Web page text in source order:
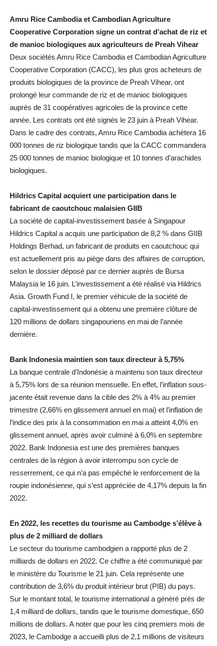
Amru Rice Cambodia et Cambodian Agriculture
Cooperative Corporation signe un contrat d’achat de riz et
de manioc biologiques aux agriculteurs de Preah Vihear
Deux sociétés Amru Rice Cambodia et Cambodian Agriculture
Cooperative Corporation (CACC), les plus gros acheteurs de
produits biologiques de la province de Preah Vihear, ont
prolongé leur commande de riz et de manioc biologiques
auprès de 31 coopératives agricoles de la province cette
année. Les contrats ont été signés le 23 juin à Preah Vihear.
Dans le cadre des contrats, Amru Rice Cambodia achètera 16
000 tonnes de riz biologique tandis que la CACC commandera
25 000 tonnes de manioc biologique et 10 tonnes d’arachides
biologiques.
Hildrics Capital acquiert une participation dans le
fabricant de caoutchouc malaisien GIIB
La société de capital-investissement basée à Singapour
Hildrics Capital a acquis une participation de 8,2 % dans GIIB
Holdings Berhad, un fabricant de produits en caoutchouc qui
est actuellement pris au piège dans des affaires de corruption,
selon le dossier déposé par ce dernier auprès de Bursa
Malaysia le 16 juin. L’investissement a été réalisé via Hildrics
Asia. Growth Fund I, le premier véhicule de la société de
capital-investissement qui a obtenu une première clôture de
120 millions de dollars singapouriens en mai de l’année
dernière.
Bank Indonesia maintien son taux directeur à 5,75%
La banque centrale d’Indonésie a maintenu son taux directeur
à 5,75% lors de sa réunion mensuelle. En effet, l’inflation sous-
jacente était revenue dans la cible des 2% à 4% au premier
trimestre (2,66% en glissement annuel en mai) et l’inflation de
l’indice des prix à la consommation en mai a atteint 4,0% en
glissement annuel, après avoir culminé à 6,0% en septembre
2022. Bank Indonesia est une des premières banques
centrales de la région à avoir interrompu son cycle de
resserrement, ce qui n’a pas empêché le renforcement de la
roupie indonésienne, qui s’est appréciée de 4,17% depuis la fin
2022.
En 2022, les recettes du tourisme au Cambodge s’élève à
plus de 2 milliard de dollars
Le secteur du tourisme cambodgien a rapporté plus de 2
milliards de dollars en 2022. Ce chiffre a été communiqué par
le ministère du Tourisme le 21 juin. Cela représente une
contribution de 3,6% du produit intérieur brut (PIB) du pays.
Sur le montant total, le tourisme international a généré près de
1,4 milliard de dollars, tandis que le tourisme domestique, 650
millions de dollars. A noter que pour les cinq premiers mois de
2023, le Cambodge a accueilli plus de 2,1 millions de visiteurs